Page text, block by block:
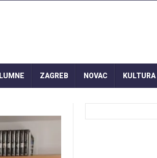
ZAGREB NOVAC KULTURA